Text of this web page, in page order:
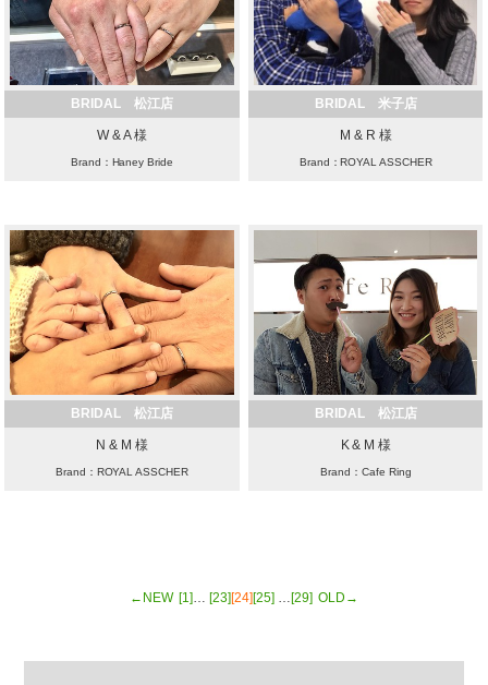
BRIDAL 松江店
W & A 様
Brand：Haney Bride
BRIDAL 米子店
M & R 様
Brand：ROYAL ASSCHER
BRIDAL 松江店
N & M 様
Brand：ROYAL ASSCHER
BRIDAL 松江店
K & M 様
Brand：Cafe Ring
←NEW [1]… [23][24][25] …[29] OLD→